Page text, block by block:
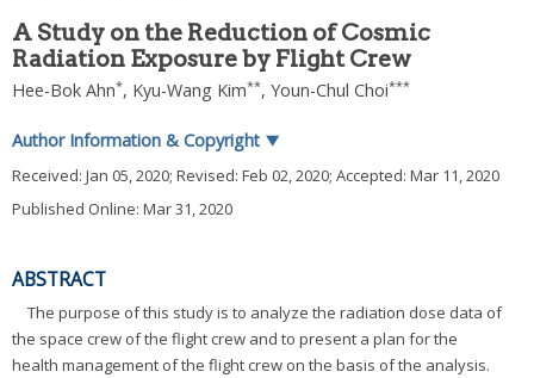
A Study on the Reduction of Cosmic
Radiation Exposure by Flight Crew
Hee-Bok Ahn*, Kyu-Wang Kim**, Youn-Chul Choi***
Author Information & Copyright ▼
Received: Jan 05, 2020; Revised: Feb 02, 2020; Accepted: Mar 11, 2020
Published Online: Mar 31, 2020
ABSTRACT
The purpose of this study is to analyze the radiation dose data of
the space crew of the flight crew and to present a plan for the
health management of the flight crew on the basis of the analysis.